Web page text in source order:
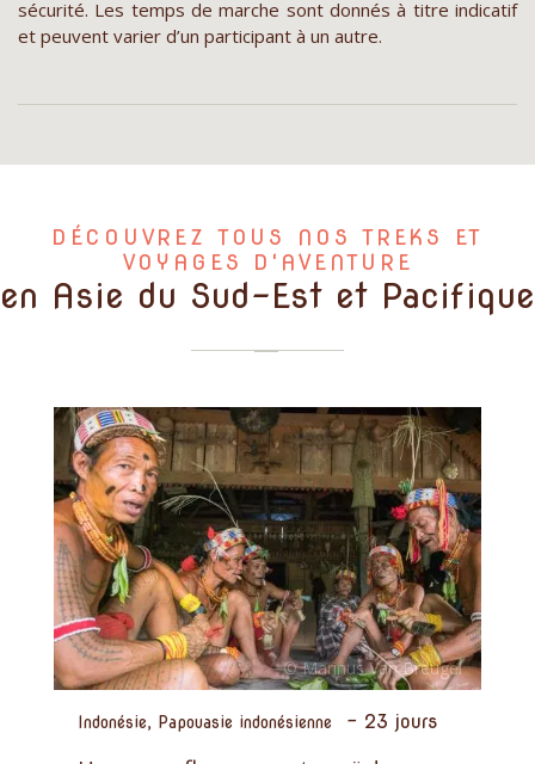
sécurité. Les temps de marche sont donnés à titre indicatif
et peuvent varier d’un participant à un autre.
DÉCOUVREZ TOUS NOS TREKS ET
VOYAGES D'AVENTURE
en Asie du Sud-Est et Pacifique
Indonésie, Papouasie indonésienne - 23 jours